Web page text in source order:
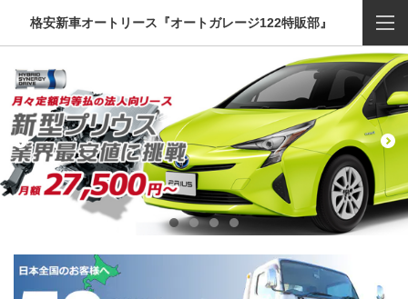
格安新車オートリース『オートガレージ122特販部』